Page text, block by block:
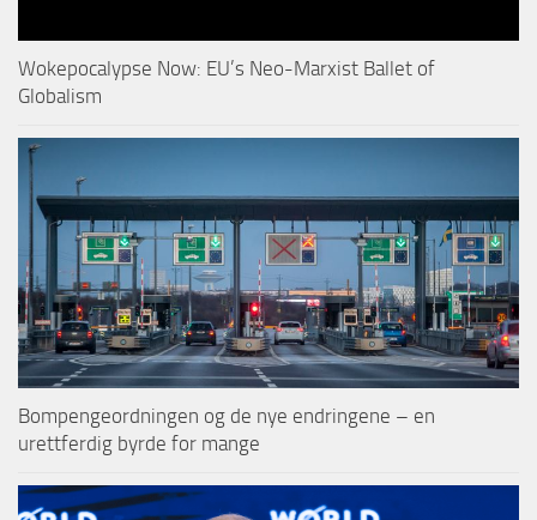
Wokepocalypse Now: EU’s Neo-Marxist Ballet of
Globalism
Bompengeordningen og de nye endringene – en
urettferdig byrde for mange